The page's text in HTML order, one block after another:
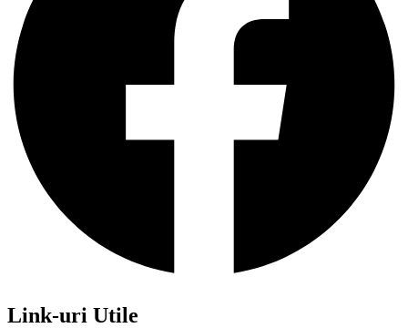
Link-uri Utile